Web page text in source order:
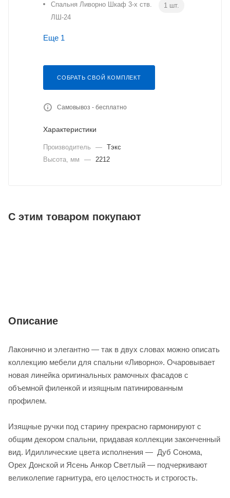
Спальня Ливорно Шкаф 3-х ств.
ЛШ-24
1 шт.
Еще 1
СОБРАТЬ СВОЙ КОМПЛЕКТ
Самовывоз - бесплатно
Характеристики
Производитель — Тэкс
Высота, мм
— 2212
С этим товаром покупают
Описание
Лаконично и элегантно — так в двух словах можно описать
коллекцию мебели для спальни «Ливорно». Очаровывает
новая линейка оригинальных рамочных фасадов с
объемной филенкой и изящным патинированным
профилем.
Изящные ручки под старину прекрасно гармонируют с
общим декором спальни, придавая коллекции законченный
вид. Идиллические цвета исполнения — Дуб Сонома,
Орех Донской и Ясень Анкор Светлый — подчеркивают
великолепие гарнитура, его целостность и строгость.